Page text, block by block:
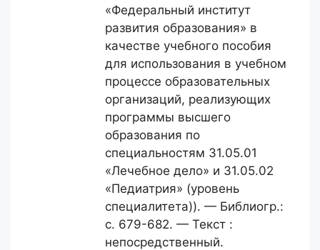
«Федеральный институт
развития образования» в
качестве учебного пособия
для использования в учебном
процессе образовательных
организаций, реализующих
программы высшего
образования по
специальностям 31.05.01
«Лечебное дело» и 31.05.02
«Педиатрия» (уровень
специалитета)). — Библиогр.:
с. 679-682. — Текст :
непосредственный.